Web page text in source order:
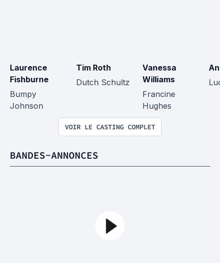
Laurence
Fishburne
Bumpy
Johnson
Tim Roth
Dutch Schultz
Vanessa
Williams
Francine
Hughes
VOIR LE CASTING COMPLET
BANDES-ANNONCES